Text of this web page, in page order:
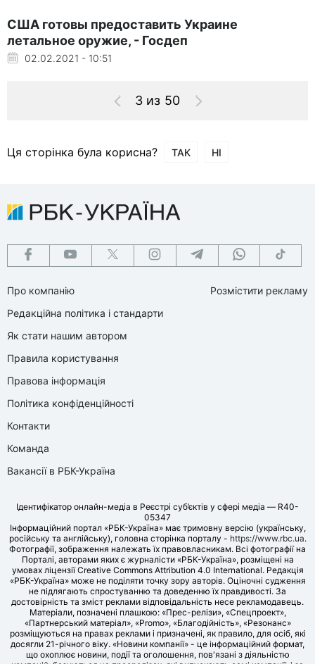
США готовы предоставить Украине
летальное оружие, - Госдеп
02.02.2021 - 10:51
3 из 50
Ця сторінка була корисна? ТАК НІ
Про компанію
Редакційна політика і стандарти
Як стати нашим автором
Правила користування
Правова інформація
Політика конфіденційності
Контакти
Команда
Вакансії в РБК-Україна
Розмістити рекламу
Ідентифікатор онлайн-медіа в Реєстрі суб’єктів у сфері медіа — R40-
05347
Інформаційний портал «РБК-Україна» має тримовну версію (українську,
російську та англійську), головна сторінка порталу - https://www.rbc.ua.
Фотографії, зображення належать їх правовласникам. Всі фотографії на
Порталі, авторами яких є журналісти «РБК-Україна», розміщені на
умовах ліцензії Creative Commons Attribution 4.0 International. Редакція
«РБК-Україна» може не поділяти точку зору авторів. Оціночні судження
не підлягають спростуванню та доведенню їх правдивості. За
достовірність та зміст реклами відповідальність несе рекламодавець.
Матеріали, позначені плашкою: «Прес-релізи», «Спецпроект»,
«Партнерський матеріал», «Promo», «Благодійність», «Резонанс»
розміщуються на правах реклами і призначені, як правило, для осіб, які
досягли 21-річного віку. «Новини компанії» - це інформаційний формат,
що охоплює новини, події та оголошення, пов'язані з діяльністю